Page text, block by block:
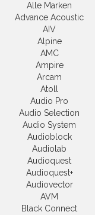
Alle Marken
Advance Acoustic
AIV
Alpine
AMC
Ampire
Arcam
Atoll
Audio Pro
Audio Selection
Audio System
Audioblock
Audiolab
Audioquest
Audioquest+
Audiovector
AVM
Black Connect